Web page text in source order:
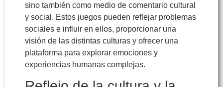
sino también como medio de comentario cultural
y social. Estos juegos pueden reflejar problemas
sociales e influir en ellos, proporcionar una
visión de las distintas culturas y ofrecer una
plataforma para explorar emociones y
experiencias humanas complejas.